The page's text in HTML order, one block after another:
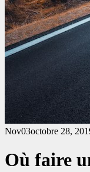
Nov03octobre 28,
Où faire